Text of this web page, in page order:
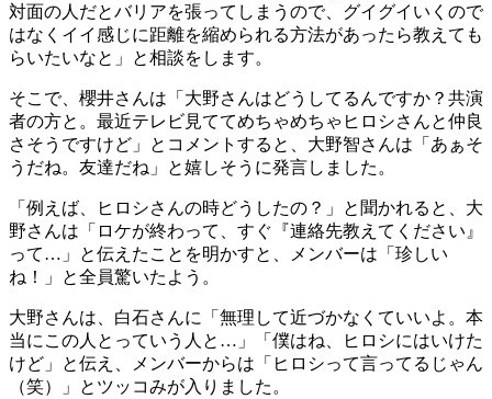
対面の人だとバリアを張ってしまうので、グイグイいくので
はなくイイ感じに距離を縮められる方法があったら教えても
らいたいなと」と相談をします。
そこで、櫻井さんは「大野さんはどうしてるんですか？共演
者の方と。最近テレビ見ててめちゃめちゃヒロシさんと仲良
さそうですけど」とコメントすると、大野智さんは「あぁそ
うだね。友達だね」と嬉しそうに発言しました。
「例えば、ヒロシさんの時どうしたの？」と聞かれると、大
野さんは「ロケが終わって、すぐ『連絡先教えてください』
って…」と伝えたことを明かすと、メンバーは「珍しい
ね！」と全員驚いたよう。
大野さんは、白石さんに「無理して近づかなくていいよ。本
当にこの人とっていう人と…」「僕はね、ヒロシにはいけた
けど」と伝え、メンバーからは「ヒロシって言ってるじゃん
（笑）」とツッコみが入りました。